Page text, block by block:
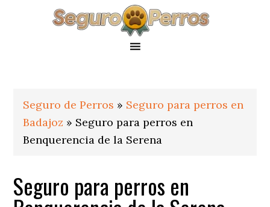
Seguro de Perros » Seguro para perros en
Badajoz » Seguro para perros en
Benquerencia de la Serena
Seguro para perros en